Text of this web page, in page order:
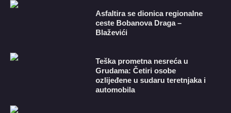
Asfaltira se dionica regionalne
ceste Bobanova Draga –
Blaževići
Teška prometna nesreća u
Grudama: Četiri osobe
ozlijeđene u sudaru teretnjaka i
automobila